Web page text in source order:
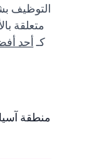
التوظيف
متعلقة
كـأحد
منطقة